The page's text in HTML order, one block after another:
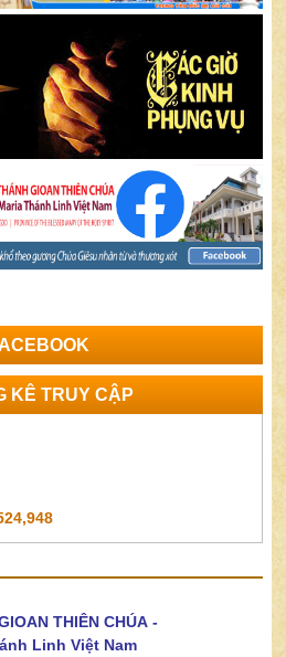
KÊ TRUY CẬP
THIÊN CHÚA -
Linh Việt Nam